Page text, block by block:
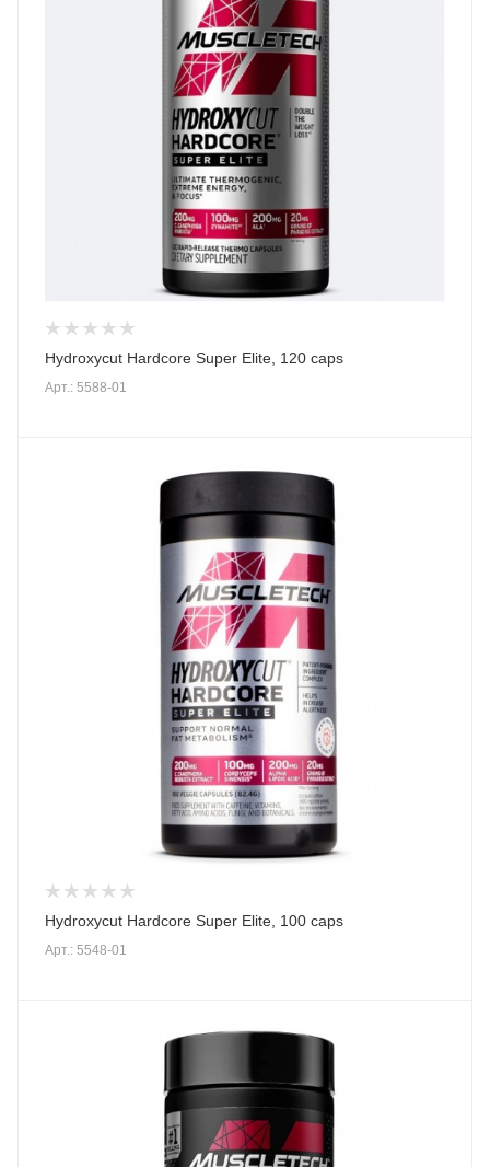
Hydroxycut Hardcore Super Elite, 120 caps
Арт.: 5588-01
Hydroxycut Hardcore Super Elite, 100 caps
Арт.: 5548-01